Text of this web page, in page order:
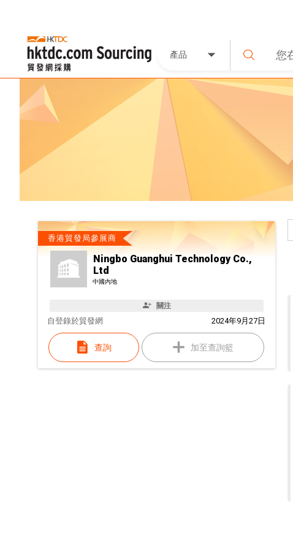
產品
香港貿發局參展商
Ningbo Guanghui Technology Co.,
Ltd
中國內地
關注
自 2024年9月27日
登錄於貿發網
查詢 加至查詢籃